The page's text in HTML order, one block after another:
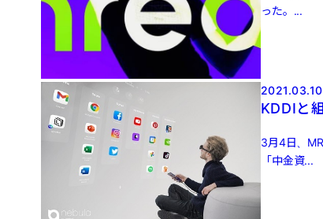
った。...
2021.03.10
KDDIと
3月4日、
「中金資...